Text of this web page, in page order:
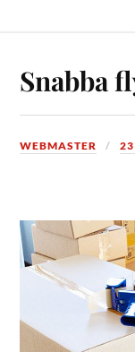
Snabba
WEBMASTER